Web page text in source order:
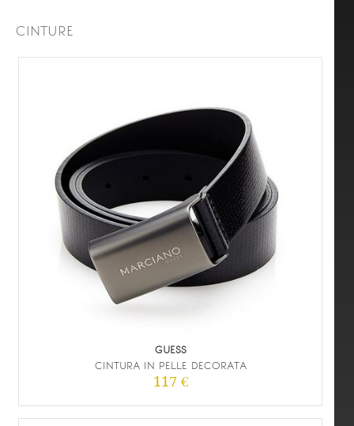
CINTURE
GUESS
CINTURA IN PELLE DECORATA
117 €